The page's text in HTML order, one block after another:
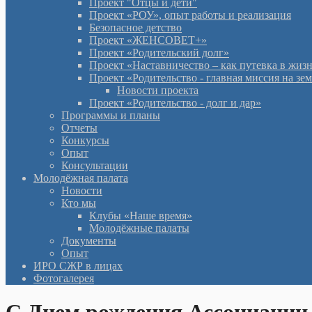
Проект "Отцы и дети"
Проект «РОУ», опыт работы и реализация
Безопасное детство
Проект «ЖЕНСОВЕТ+»
Проект «Родительский долг»
Проект «Наставничество – как путевка в
Проект «Родительство - главная миссия на
Новости проекта
Проект «Родительство - долг и дар»
Программы и планы
Отчеты
Конкурсы
Опыт
Консультации
Молодёжная палата
Новости
Кто мы
Клубы «Наше время»
Молодёжные палаты
Документы
Опыт
ИРО СЖР в лицах
Фотогалерея